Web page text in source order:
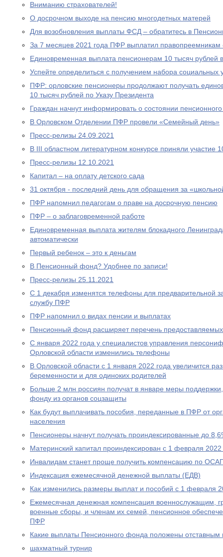
Вниманию страхователей!
О досрочном выходе на пенсию многодетных матерей
Для возобновления выплаты ФСД – обратитесь в
За 7 месяцев 2021 года ПФР выплатил
Единовременная выплата пенсионерам 10 тысяч рублей
Успейте определиться с получением набора социальных
ПФР: орловские пенсионеры продолжают получать
10 тысяч рублей по Указу Президента
Граждан начнут информировать о состоянии
В Орловском Отделении ПФР провели «Семейный день»
Пресс-релизы 24.09.2021
В III областном литературном конкурсе приняли участие
Пресс-релизы 12.10.2021
Капитал – на оплату детского сада
31 октября - последний день для обращения за
ПФР напомнил педагогам о праве на досрочную пенсию
ПФР – о заблаговременной работе
Единовременная выплата жителям блокадного
автоматически
Первый ребенок – это к деньгам
В Пенсионный фонд? Удобнее по записи!
Пресс-релизы 25.11.2021
С 1 декабря изменятся телефоны для предварительной
службу ПФР
ПФР напомнил о видах пенсии и выплатах
Пенсионный фонд расширяет перечень
С января 2022 года у специалистов управления
Орловской области изменились телефоны
В Орловской области с 1 января 2022 года увеличится
беременности и для одиноких родителей
Больше 2 млн россиян получат в январе меры
фонду из органов соцзащиты
Как будут выплачивать пособия, переданные в ПФР от
населения
Пенсионеры начнут получать проиндексированные до
Материнский капитал проиндексирован с 1 февраля 2022
Инвалидам станет проще получить компенсацию по
Индексация ежемесячной денежной выплаты (ЕДВ)
Как изменились размеры выплат и пособий с 1 февраля
Ежемесячная денежная компенсация военнослужащим,
военные сборы, и членам их семей, пенсионное
ПФР
Какие выплаты Пенсионного фонда положены
шахматный турнир